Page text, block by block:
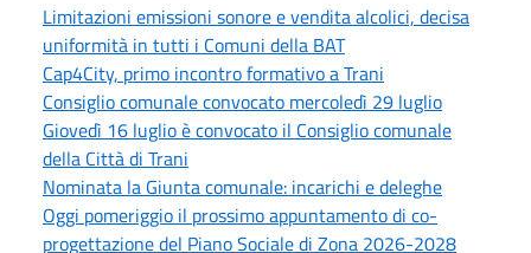
Limitazioni emissioni sonore e vendita alcolici, decisa
uniformità in tutti i Comuni della BAT
Cap4City, primo incontro formativo a Trani
Consiglio comunale convocato mercoledì 29 luglio
Giovedì 16 luglio è convocato il Consiglio comunale
della Città di Trani
Nominata la Giunta comunale: incarichi e deleghe
Oggi pomeriggio il prossimo appuntamento di co-
progettazione del Piano Sociale di Zona 2026-2028